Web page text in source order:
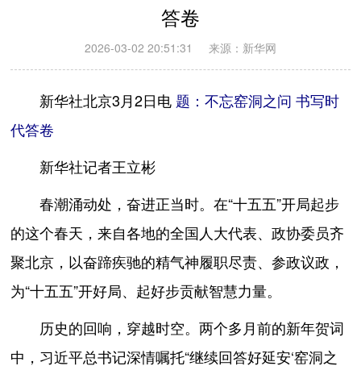
答卷
2026-03-02 20:51:31 来源：新华网
新华社北京3月2日电 题：不忘窑洞之问 书写时
代答卷
新华社记者王立彬
春潮涌动处，奋进正当时。在“十五五”开局起步
的这个春天，来自各地的全国人大代表、政协委员齐
聚北京，以奋蹄疾驰的精气神履职尽责、参政议政，
为“十五五”开好局、起好步贡献智慧力量。
历史的回响，穿越时空。两个多月前的新年贺词
中，习近平总书记深情嘱托“继续回答好延安‘窑洞之